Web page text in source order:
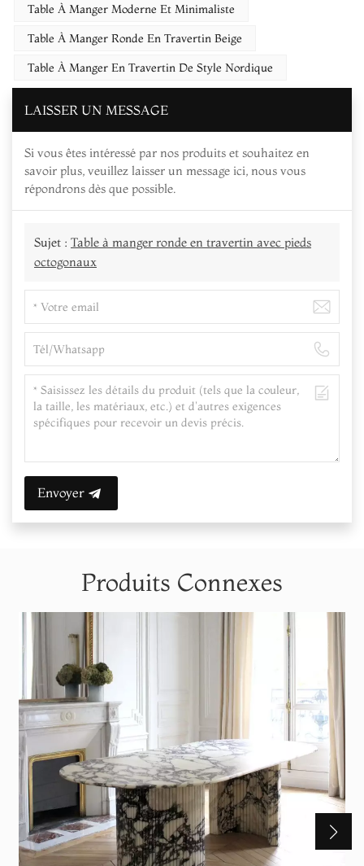
Table À Manger Moderne Et Minimaliste
Table À Manger Ronde En Travertin Beige
Table À Manger En Travertin De Style Nordique
LAISSER UN MESSAGE
Si vous êtes intéressé par nos produits et souhaitez en
savoir plus, veuillez laisser un message ici, nous vous
répondrons dès que possible.
Sujet : Table à manger ronde en travertin avec pieds
octogonaux
Envoyer
Produits Connexes